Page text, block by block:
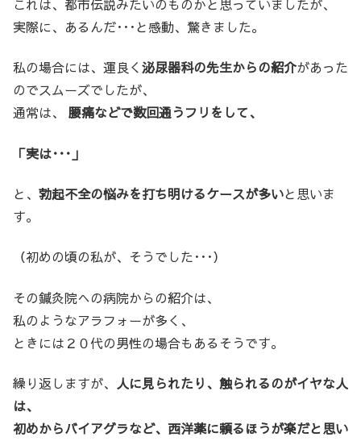
これは、都市伝説みたいのものかと思っていましたが、
実際に、あるんだ･･･と感動、驚きました。
私の場合には、運良く 泌尿器科の先生からの紹介があった
のでスムーズでしたが、
通常は、 腰痛などで数回通うフリをして、
「実は･･･」
と、 勃起不全の悩みを打ち明けるケースが多いと思いま
す。
（初めの頃の私が、そうでした･･･）
その鍼灸院への病院からの紹介は、
私のようなアラフォーが多く、
ときには２０代の男性の場合もあるそうです。
繰り返しますが、 人に見られたり、触られるのがイヤな人
は、
初めからバイアグラなど、西洋薬に頼るほうが楽だと思い